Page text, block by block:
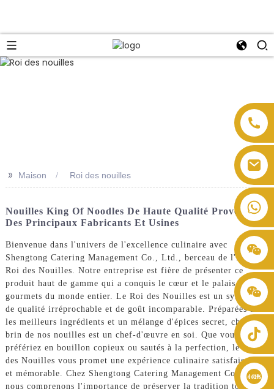
+86 8619946512999
>> Maison Roi des nouilles
Nouilles King Of Noodles De Haute Qualité Provenant
Des Principaux Fabricants Et Usines
Bienvenue dans l'univers de l'excellence culinaire avec
Shengtong Catering Management Co., Ltd., berceau de l'illustre
Roi des Nouilles. Notre entreprise est fière de présenter ce
produit haut de gamme qui a conquis le cœur et le palais des
gourmets du monde entier. Le Roi des Nouilles est un symbole
de qualité irréprochable et de goût incomparable. Préparées avec
les meilleurs ingrédients et un mélange d'épices secret, chaque
brin de nos nouilles est un chef-d'œuvre en soi. Que vous les
préfériez en bouillon copieux ou sautés à la perfection, le Roi
des Nouilles vous promet une expérience culinaire satisfaisante
et mémorable. Chez Shengtong Catering Management Co., Ltd.,
nous comprenons l'importance de préserver la tradition tout en